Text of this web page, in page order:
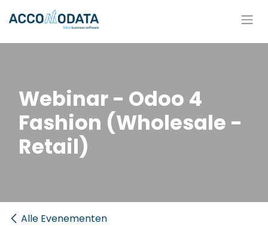
Overslaan naar inhoud
Webinar - Odoo 4
Fashion (Wholesale -
Retail)
Alle Evenementen